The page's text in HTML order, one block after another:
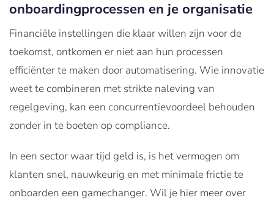
onboardingprocessen en je organisatie
Financiële instellingen die klaar willen zijn voor de
toekomst, ontkomen er niet aan hun processen
efficiënter te maken door automatisering. Wie innovatie
weet te combineren met strikte naleving van
regelgeving, kan een concurrentievoordeel behouden
zonder in te boeten op compliance.
In een sector waar tijd geld is, is het vermogen om
klanten snel, nauwkeurig en met minimale frictie te
onboarden een gamechanger. Wil je hier meer over